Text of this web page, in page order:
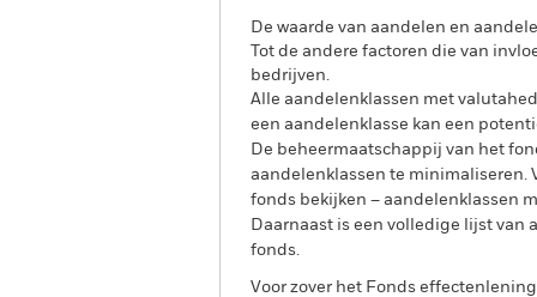
De waarde van aandelen en
Tot de andere factoren die van
bedrijven.
Alle aandelenklassen met
een aandelenklasse kan een
De beheermaatschappij van het
aandelenklassen te minimaliseren.
fonds bekijken – aandelenklassen
Daarnaast is een volledige lijst
fonds.
Voor zover het Fonds